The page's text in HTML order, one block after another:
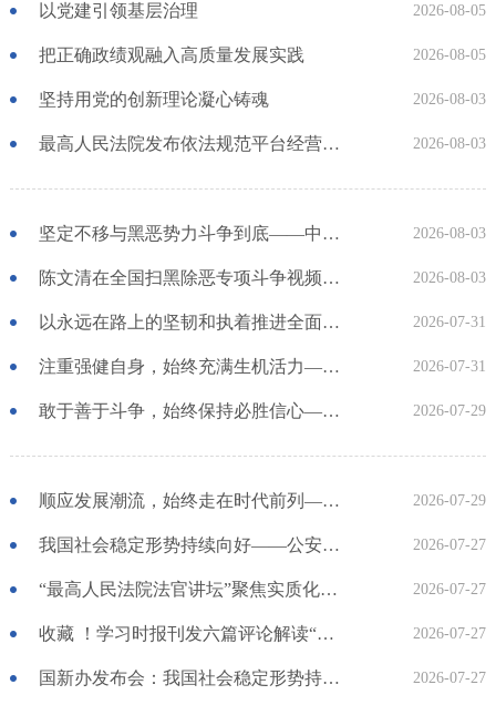
以党建引领基层治理 2026-08-05
把正确政绩观融入高质量发展实践 2026-08-05
坚持用党的创新理论凝心铸魂 2026-08-03
最高人民法院发布依法规范平台经营、保护消费者合法权益典型案例 2026-08-03
坚定不移与黑恶势力斗争到底——中央政法委负责同志就开展深化扫黑除恶专项斗争有关问题答记者问 2026-08-03
陈文清在全国扫黑除恶专项斗争视频会议上强调 扎实开展深化扫黑除恶专项斗争 努力建设更高水平的平安中国 2026-08-03
以永远在路上的坚韧和执着推进全面从严治党 2026-07-31
注重强健自身，始终充满生机活力——中国共产党为什么能的关键密码⑥ 2026-07-31
敢于善于斗争，始终保持必胜信心——中国共产党为什么能的关键密码⑤ 2026-07-29
顺应发展潮流，始终走在时代前列——中国共产党为什么能的关键密码④ 2026-07-29
我国社会稳定形势持续向好——公安机关全力服务保障“十五五”开局起步 2026-07-27
“最高人民法院法官讲坛”聚焦实质化解矛盾纠纷 张军强调 扛起政治责任 做实标本兼治 推动矛盾纠纷源头化解、多元化解、有序化解 2026-07-27
收藏 ！学习时报刊发六篇评论解读“中国共产党为什么能的关键密码” 2026-07-27
国新办发布会：我国社会稳定形势持续向好 中国式安全感成热门话题 2026-07-27